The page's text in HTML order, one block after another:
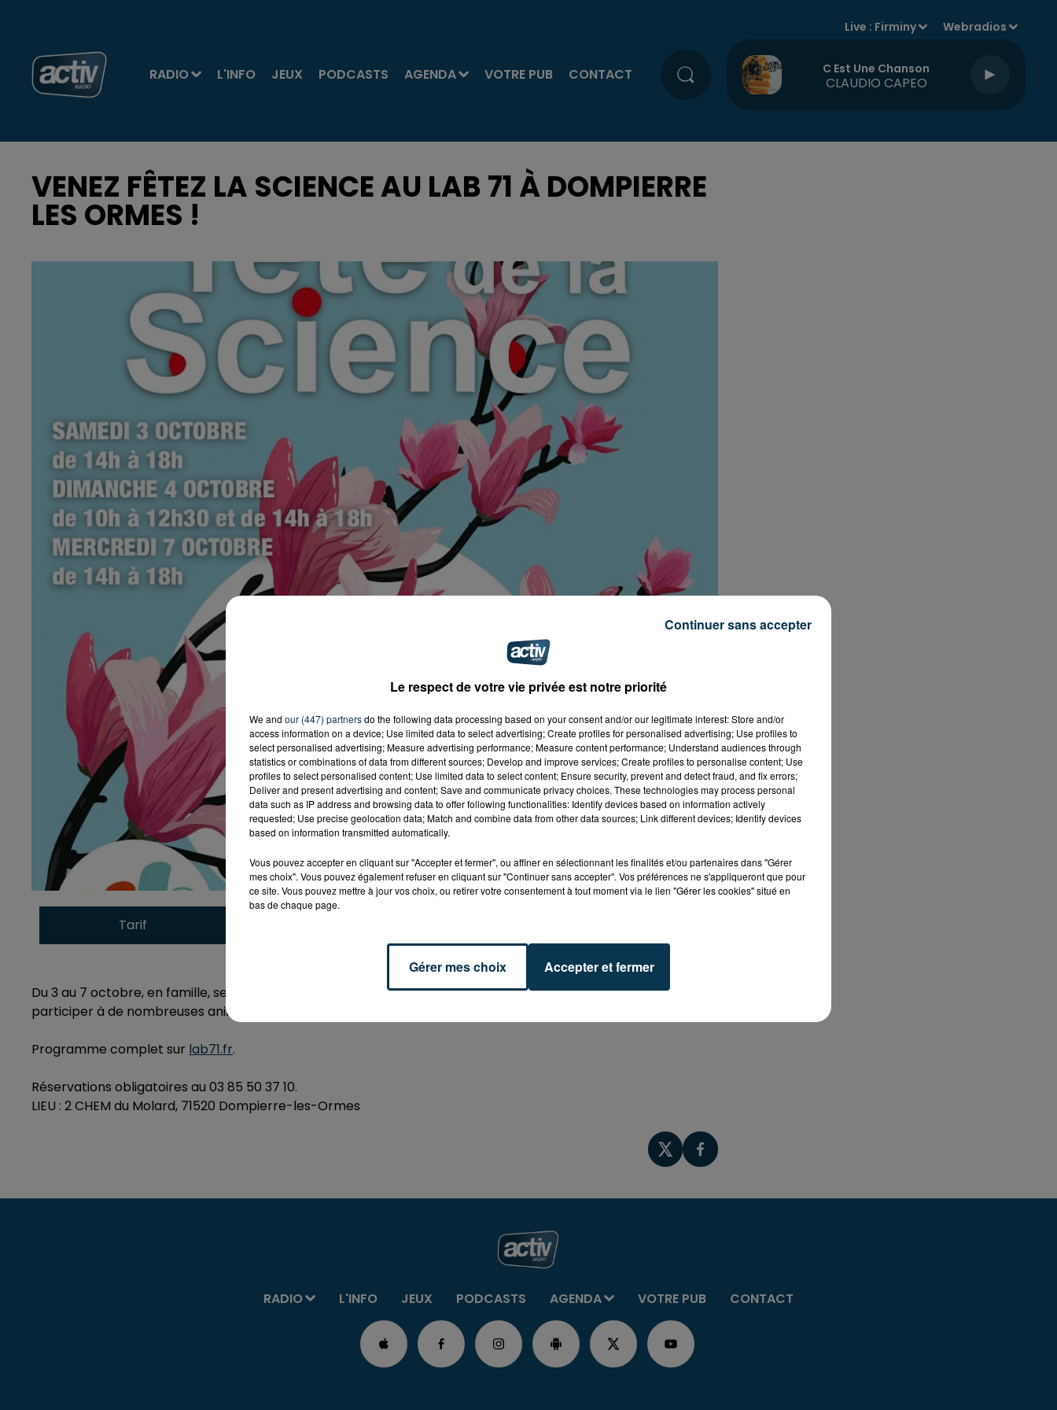
RADIO L'INFO JEUX PODCASTS AGENDA VOTRE PUB CONTACT
Live : Firminy Webradios
C Est Une Chanson
CLAUDIO CAPEO
VENEZ FÊTEZ LA SCIENCE AU LAB 71 À DOMPIERRE
LES ORMES !
Tarif
Du 3 au 7 octobre, en famille, seul, ou entre amis, le Lab71 à Dompierre-les-Ormes vous invite à découvrir et
participer à de nombreuses animations et ateliers scientifiques gratuits.
Programme complet sur lab71.fr.
Réservations obligatoires au 03 85 50 37 10.
LIEU : 2 CHEM du Molard, 71520 Dompierre-les-Ormes
RADIO L'INFO JEUX PODCASTS AGENDA VOTRE PUB CONTACT
Le respect de votre vie privée est notre priorité
We and our (447) partnersdo the following data processing based on your consent and/or our legitimate interest: Store and/or
access information on a device; Use limited data to select advertising; Create profiles for personalised advertising; Use profiles to
select personalised advertising; Measure advertising performance; Measure content performance; Understand audiences through
statistics or combinations of data from different sources; Develop and improve services; Create profiles to personalise content; Use
profiles to select personalised content; Use limited data to select content; Ensure security, prevent and detect fraud, and fix errors;
Deliver and present advertising and content; Save and communicate privacy choices. These technologies may process personal
data such as IP address and browsing data to offer following functionalities: Identify devices based on information actively
requested; Use precise geolocation data; Match and combine data from other data sources; Link different devices; Identify devices
based on information transmitted automatically.
Vous pouvez accepter en cliquant sur "Accepter et fermer", ou affiner en sélectionnant les finalités et/ou partenaires dans "Gérer
mes choix". Vous pouvez également refuser en cliquant sur "Continuer sans accepter". Vos préférences ne s'appliqueront que pour
ce site. Vous pouvez mettre à jour vos choix, ou retirer votre consentement à tout moment via le lien "Gérer les cookies" situé en
bas de chaque page.
Gérer mes choix Accepter et fermer
Continuer sans accepter